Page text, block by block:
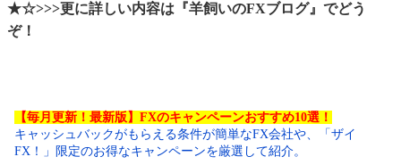
★☆>>>更に詳しい内容は『羊飼いのFXブログ』でどう
ぞ！
【毎月更新！最新版】FXのキャンペーンおすすめ10選！
キャッシュバックがもらえる条件が簡単なFX会社や、「ザイ
FX！」限定のお得なキャンペーンを厳選して紹介。